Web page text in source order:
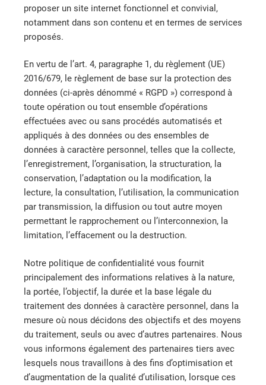
proposer un site internet fonctionnel et convivial,
notamment dans son contenu et en termes de services
proposés.
En vertu de l’art. 4, paragraphe 1, du règlement (UE)
2016/679, le règlement de base sur la protection des
données (ci-après dénommé « RGPD ») correspond à
toute opération ou tout ensemble d’opérations
effectuées avec ou sans procédés automatisés et
appliqués à des données ou des ensembles de
données à caractère personnel, telles que la collecte,
l’enregistrement, l’organisation, la structuration, la
conservation, l’adaptation ou la modification, la
lecture, la consultation, l’utilisation, la communication
par transmission, la diffusion ou tout autre moyen
permettant le rapprochement ou l’interconnexion, la
limitation, l’effacement ou la destruction.
Notre politique de confidentialité vous fournit
principalement des informations relatives à la nature,
la portée, l’objectif, la durée et la base légale du
traitement des données à caractère personnel, dans la
mesure où nous décidons des objectifs et des moyens
du traitement, seuls ou avec d’autres partenaires. Nous
vous informons également des partenaires tiers avec
lesquels nous travaillons à des fins d’optimisation et
d’augmentation de la qualité d’utilisation, lorsque ces